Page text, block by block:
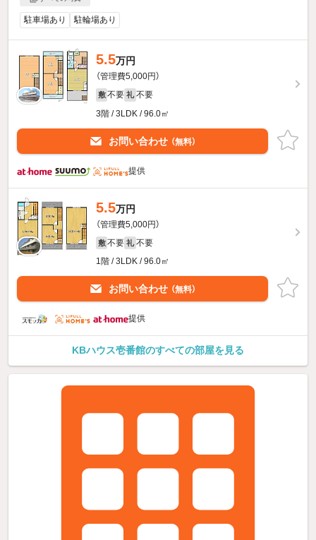
駐車場あり 駐輪場あり
5.5万円
（管理費5,000円）
敷 不要 礼 不要
3階 / 3LDK / 96.0㎡
お問い合わせ （無料）
提供
5.5万円
（管理費5,000円）
敷 不要 礼 不要
1階 / 3LDK / 96.0㎡
お問い合わせ （無料）
提供
KBハウス壱番館のすべての部屋を見る